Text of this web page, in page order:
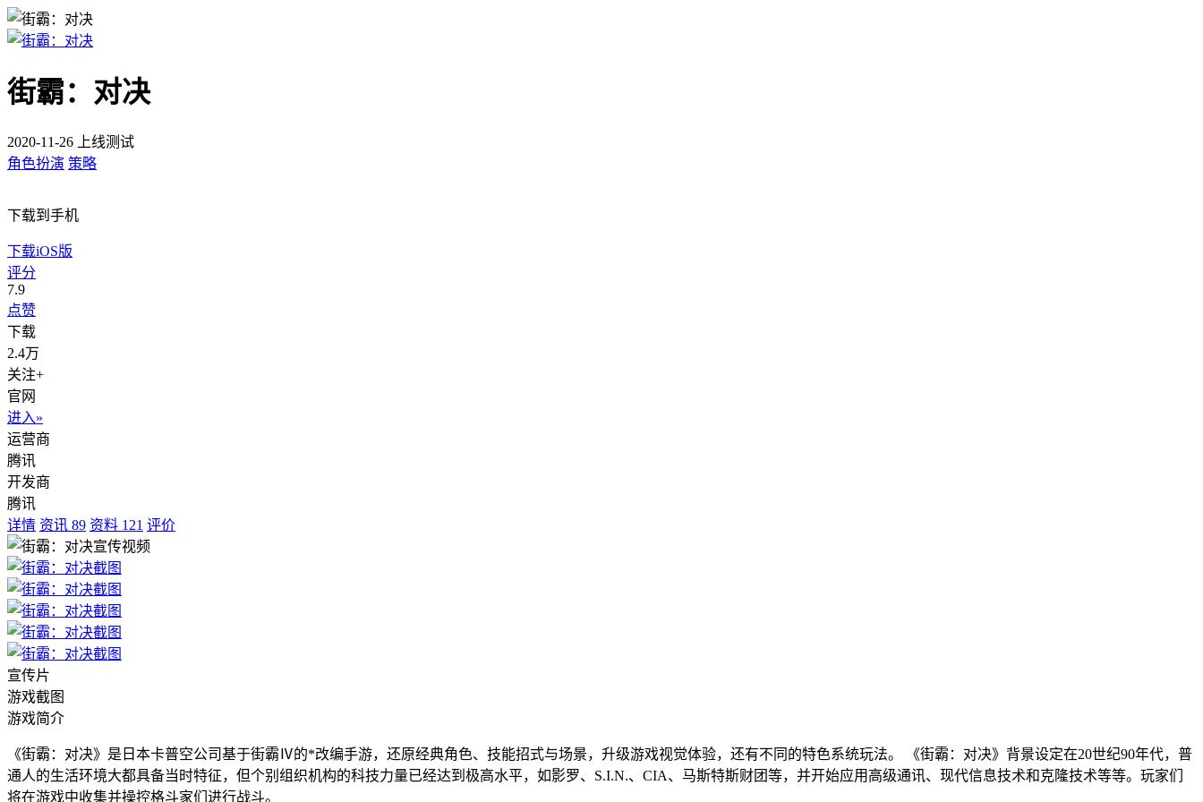
街霸：对决
2020-11-26 上线测试
角色扮演 策略
下载到手机
下载iOS版
评分
7.9
点赞
下载
2.4万
关注+
官网
进入»
运营商
腾讯
开发商
腾讯
详情 资讯 89 资料 121 评价
宣传片
游戏截图
游戏简介
《街霸：对决》是日本卡普空公司基于街霸Ⅳ的*改编手游，还原经典角色、技能招式与场景，升级游戏视觉体验，还有不同的特色系统玩法。 《街霸：对决》背景设定在20世纪90年代，普
通人的生活环境大都具备当时特征，但个别组织机构的科技力量已经达到极高水平，如影罗、S.I.N.、CIA、马斯特斯财团等，并开始应用高级通讯、现代信息技术和克隆技术等等。玩家们
将在游戏中收集并操控格斗家们进行战斗。